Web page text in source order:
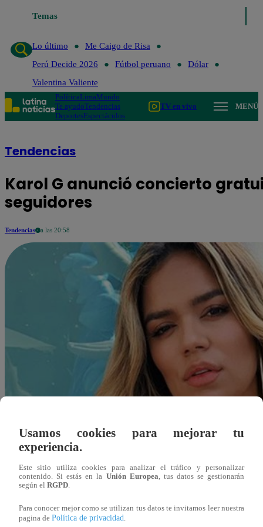
Temas
Lo último
Me Caigo de Risa
Perú Decide 2026
Fútbol peruano
Dólar
Valentina Valiente
PolíticaLimaMundo
Te ayudoTendencias
DeportesEspectáculos
TV en vivo MENÚ
Tendencias
Karol G anunció concierto
seguidores
Tendencias a las 20:58
Redacción Latina
Usamos cookies para mejorar tu
experiencia.
Este sitio utiliza cookies para analizar el tráfico y personalizar
contenido. Si estás en la Unión Europea , tus datos se gestionarán
según el RGPD
Para conocer mejor como se utilizan tus datos te invitamos leer nuestra
pagina de Política de privacidad